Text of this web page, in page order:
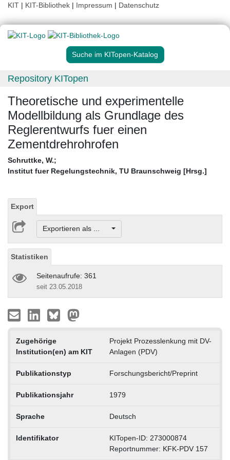
KIT | KIT-Bibliothek | Impressum | Datenschutz
Suche im KITopen-Katalog
Repository KITopen
Theoretische und experimentelle
Modellbildung als Grundlage des
Reglerentwurfs fuer einen
Zementdrehrohrofen
Schruttke, W.;
Institut fuer Regelungstechnik, TU Braunschweig [Hrsg.]
Export
Exportieren als ...
Statistiken
Seitenaufrufe: 361
seit 23.05.2018
Zugehörige
Institution(en) am KIT
Projekt Prozesslenkung mit DV-
Anlagen (PDV)
Publikationstyp Forschungsbericht/Preprint
Publikationsjahr 1979
Sprache Deutsch
Identifikator
KITopen-ID: 273000874
Reportnummer: KFK-PDV 157